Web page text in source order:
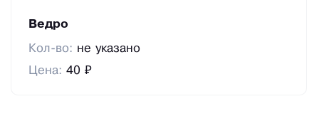
Ведро
Кол-во: не указано
Цена:40 ₽